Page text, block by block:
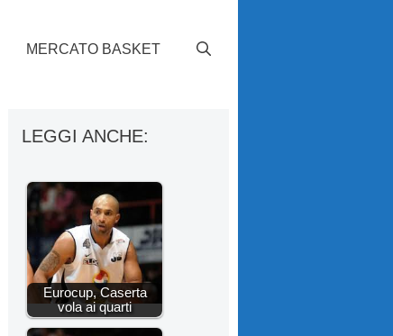
MERCATO BASKET
LEGGI ANCHE:
Eurocup, Caserta
vola ai quarti